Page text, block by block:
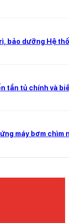
bảo dưỡng Hệ
tần tủ chính và
máy bơm chìm